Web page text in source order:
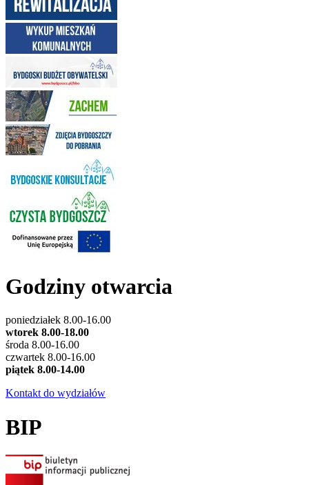
Godziny otwarcia
poniedziałek 8.00-16.00
wtorek 8.00-18.00
środa 8.00-16.00
czwartek 8.00-16.00
piątek 8.00-14.00
Kontakt do wydziałów
BIP